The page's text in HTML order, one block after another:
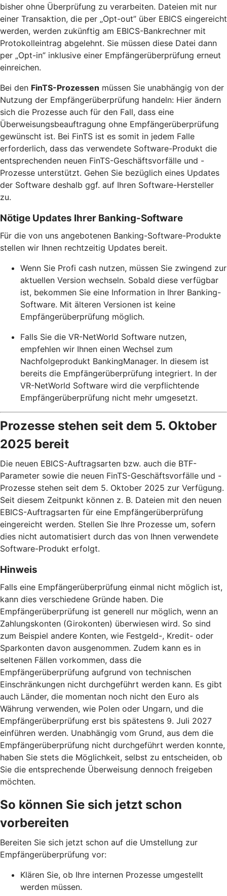
bisher ohne Überprüfung zu verarbeiten. Dateien mit nur
einer Transaktion, die per „Opt-out” über EBICS eingereicht
werden, werden zukünftig am EBICS-Bankrechner mit
Protokolleintrag abgelehnt. Sie müssen diese Datei dann
per „Opt-in” inklusive einer Empfängerüberprüfung erneut
einreichen.
Bei den FinTS-Prozessen müssen Sie unabhängig von der
Nutzung der Empfängerüberprüfung handeln: Hier ändern
sich die Prozesse auch für den Fall, dass eine
Überweisungsbeauftragung ohne Empfängerüberprüfung
gewünscht ist. Bei FinTS ist es somit in jedem Falle
erforderlich, dass das verwendete Software-Produkt die
entsprechenden neuen FinTS-Geschäftsvorfälle und -
Prozesse unterstützt. Gehen Sie bezüglich eines Updates
der Software deshalb ggf. auf Ihren Software-Hersteller
zu.
Nötige Updates Ihrer Banking-Software
Für die von uns angebotenen Banking-Software-Produkte
stellen wir Ihnen rechtzeitig Updates bereit.
Wenn Sie Profi cash nutzen, müssen Sie zwingend zur
aktuellen Version wechseln. Sobald diese verfügbar
ist, bekommen Sie eine Information in Ihrer Banking-
Software. Mit älteren Versionen ist keine
Empfängerüberprüfung möglich.
Falls Sie die VR-NetWorld Software nutzen,
empfehlen wir Ihnen einen Wechsel zum
Nachfolgeprodukt BankingManager. In diesem ist
bereits die Empfängerüberprüfung integriert. In der
VR-NetWorld Software wird die verpflichtende
Empfängerüberprüfung nicht mehr umgesetzt.
Prozesse stehen seit dem 5. Oktober
2025 bereit
Die neuen EBICS-Auftragsarten bzw. auch die BTF-
Parameter sowie die neuen FinTS-Geschäftsvorfälle und -
Prozesse stehen seit dem 5. Oktober 2025 zur Verfügung.
Seit diesem Zeitpunkt können z. B. Dateien mit den neuen
EBICS-Auftragsarten für eine Empfängerüberprüfung
eingereicht werden. Stellen Sie Ihre Prozesse um, sofern
dies nicht automatisiert durch das von Ihnen verwendete
Software-Produkt erfolgt.
Hinweis
Falls eine Empfängerüberprüfung einmal nicht möglich ist,
kann dies verschiedene Gründe haben. Die
Empfängerüberprüfung ist generell nur möglich, wenn an
Zahlungskonten (Girokonten) überwiesen wird. So sind
zum Beispiel andere Konten, wie Festgeld-, Kredit- oder
Sparkonten davon ausgenommen. Zudem kann es in
seltenen Fällen vorkommen, dass die
Empfängerüberprüfung aufgrund von technischen
Einschränkungen nicht durchgeführt werden kann. Es gibt
auch Länder, die momentan noch nicht den Euro als
Währung verwenden, wie Polen oder Ungarn, und die
Empfängerüberprüfung erst bis spätestens 9. Juli 2027
einführen werden. Unabhängig vom Grund, aus dem die
Empfängerüberprüfung nicht durchgeführt werden konnte,
haben Sie stets die Möglichkeit, selbst zu entscheiden, ob
Sie die entsprechende Überweisung dennoch freigeben
möchten.
So können Sie sich jetzt schon
vorbereiten
Bereiten Sie sich jetzt schon auf die Umstellung zur
Empfängerüberprüfung vor:
Klären Sie, ob Ihre internen Prozesse umgestellt
werden müssen.